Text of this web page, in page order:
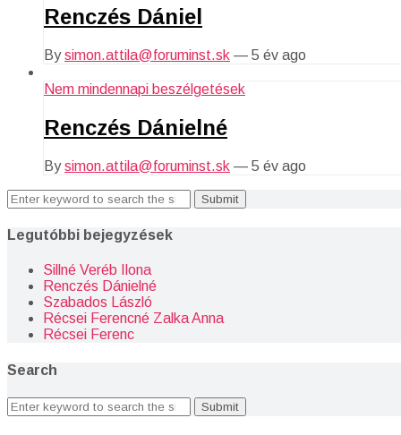
Renczés Dániel
Bysimon.attila@foruminst.sk — 5 év ago
Nem mindennapi beszélgetések
Renczés Dánielné
Bysimon.attila@foruminst.sk — 5 év ago
Search
for:
Legutóbbi bejegyzések
Sillné Veréb Ilona
Renczés Dánielné
Szabados László
Récsei Ferencné Zalka Anna
Récsei Ferenc
Search
Search
for: